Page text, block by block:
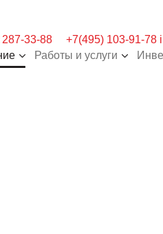
33-88 +7(495) 103-91-78
Работы и услуги